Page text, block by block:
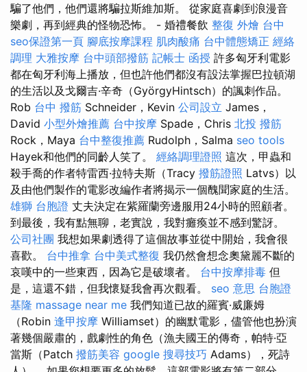
騙了他們，他們還將騙拉斯維加斯。 從家庭喜劇到浪漫音
樂劇，再到經典的怪物恐怖。 - 婚禮餐飲 整復 外燴 台中
seo保證第一頁 腳底按摩課程 肌肉酸痛 台中體態矯正 經絡
調理 大雅按摩 台中頭部撥筋 記帳士 函授 許多匈牙利電影
都在匈牙利海上播放，但也許他們都沒有設法掌握巴拉頓湖
的生活以及戈爾吉·辛奇（GyörgyHintsch）的諷刺作品。
Rob 台中 撥筋 Schneider，Kevin 公司設立 James，
David 小型外燴推薦 台中按摩 Spade，Chris 北投 撥筋
Rock，Maya 台中整復推薦 Rudolph，Salma seo tools
Hayek和他們的同齡人笑了。 經絡調理證照 這次，甲蟲和
殺手喬的作者特雷西·拉特夫斯（Tracy 撥筋證照 Latvs）以
及由他們製作的電影改編作者將揭示一個醜聞家庭的生活。
雄獅 台胞證 丈夫決定在紫羅蘭旁邊服用24小時的照顧者。
到最後，我有點無聊，老實說，我對癱瘓並不感到驚訝。
公司社團 我想如果劇透得了這個故事並從中開始，我會很
喜歡。 台中推拿 台中美式整復 我仍然會想念奧黛麗不斷的
哀嘆中的一些東西，因為它是破壞者。 台中按摩排毒 但
是，這還不錯，但我懷疑我會再次觀看。 seo 意思 台胞證
基隆 massage near me 我們知道已故的羅賓·威廉姆
（Robin 逢甲按摩 Williamset）的幽默電影，儘管他也扮演
著幾個嚴肅的，戲劇性的角色（漁夫國王的傳奇，帕特·亞
當斯（Patch 撥筋美容 google 搜尋技巧 Adams），死詩